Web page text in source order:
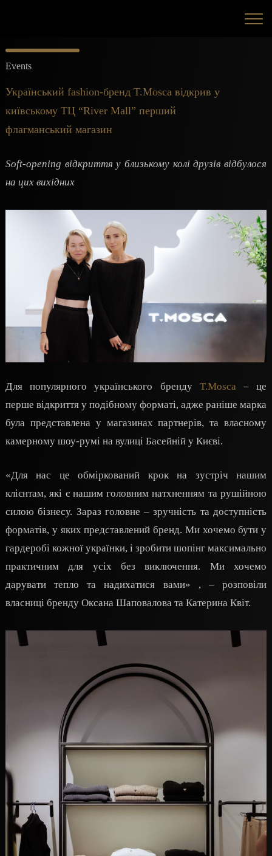
Events
Український fashion-бренд T.Mosca відкрив у
київському ТЦ “River Mall” перший
флагманський магазин
Soft-opening відкриття у близькому колі друзів відбулося
на цих вихідних
Для популярного українського бренду T.Mosca – це
перше відкриття у подібному форматі, адже раніше марка
була представлена у магазинах партнерів, та власному
камерному шоу-румі на вулиці Басейній у Києві.
«Для нас це обміркований крок на зустріч нашим
клієнтам, які є нашим головним натхненням та рушійною
силою бізнесу. Зараз головне – зручність та доступність
форматів, у яких представлений бренд. Ми хочемо бути у
гардеробі кожної українки, і зробити шопінг максимально
практичним для усіх без виключення. Ми хочемо
дарувати тепло та надихатися вами» , – розповіли
власниці бренду Оксана Шаповалова та Катерина Квіт.